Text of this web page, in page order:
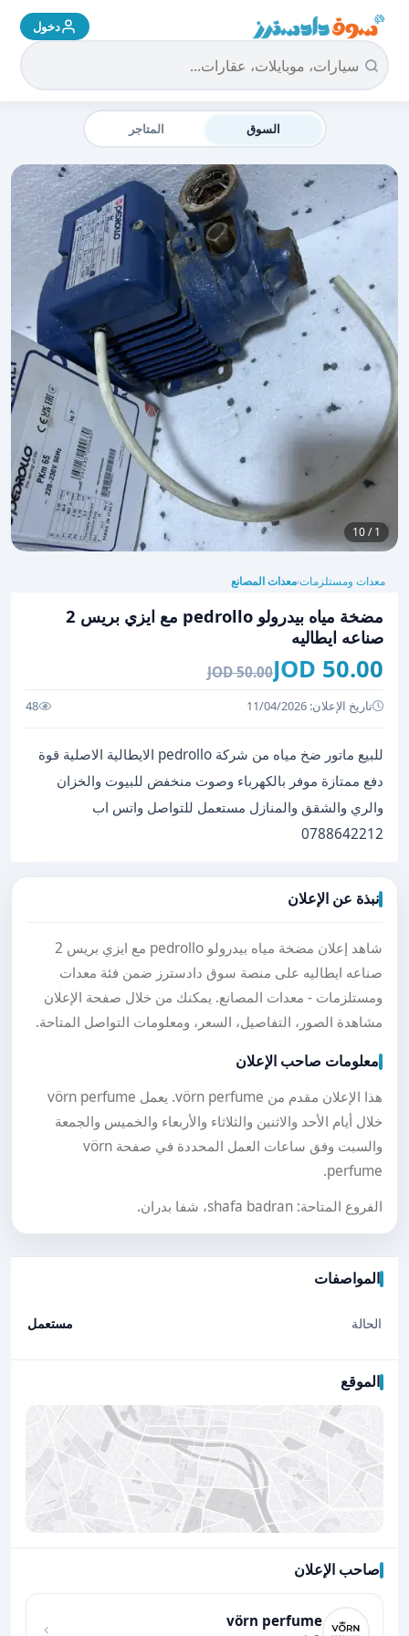
سوق دادسترز الرئيسية دخول
السوق المتاجر
1 / 10
معدات ومستلزمات›معدات المصانع
مضخة مياه بيدرولو pedrollo مع ايزي بريس 2
صناعه ايطاليه
50.00 JOD
50.00 JOD
تاريخ الإعلان: 11/04/2026 48
للبيع ماتور ضخ مياه من شركة pedrollo الايطالية الاصلية قوة
دفع ممتازة موفر بالكهرباء وصوت منخفض للبيوت والخزان
والري والشقق والمنازل مستعمل للتواصل واتس اب
0788642212
نبذة عن الإعلان
شاهد إعلان مضخة مياه بيدرولو pedrollo مع ايزي بريس 2
صناعه ايطاليه على منصة سوق دادسترز ضمن فئة معدات
ومستلزمات - معدات المصانع. يمكنك من خلال صفحة الإعلان
مشاهدة الصور، التفاصيل، السعر، ومعلومات التواصل المتاحة.
معلومات صاحب الإعلان
هذا الإعلان مقدم من vörn perfume. يعمل vörn perfume
خلال أيام الأحد والاثنين والثلاثاء والأربعاء والخميس والجمعة
والسبت وفق ساعات العمل المحددة في صفحة vörn
perfume.
الفروع المتاحة: shafa badran، شفا بدران.
المواصفات
الحالة مستعمل
الموقع
صاحب الإعلان
vörn perfume